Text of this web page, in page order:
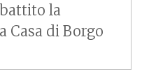
la
Casa di Borgo